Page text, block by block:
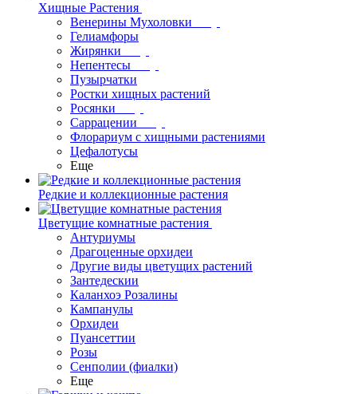
Хищные Растения
Венерины Мухоловки
Гелиамфоры
Жирянки
Непентесы
Пузырчатки
Ростки хищных растений
Росянки
Саррацении
Флорариум с хищными растениями
Цефалотусы
Еще
Редкие и коллекционные растения
Цветущие комнатные растения
Антуриумы
Драгоценные орхидеи
Другие виды цветущих растений
Зантедескии
Каланхоэ Розалины
Кампанулы
Орхидеи
Пуансеттии
Розы
Сенполии (фиалки)
Еще